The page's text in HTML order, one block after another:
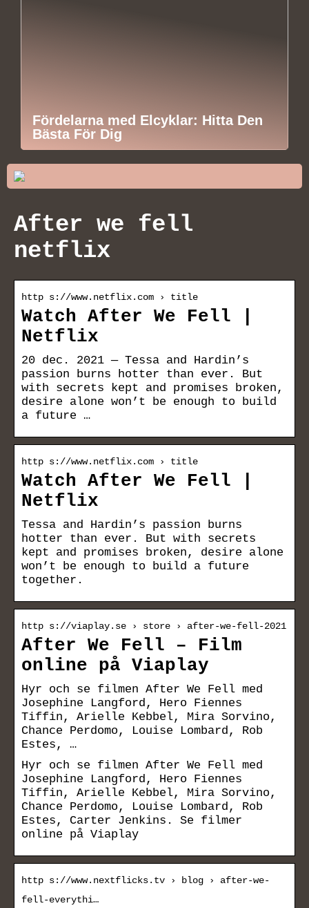
Fördelarna med Elcyklar: Hitta Den
Bästa För Dig
After we fell
netflix
http s://www.netflix.com › title
Watch After We Fell |
Netflix
20 dec. 2021 — Tessa and Hardin’s
passion burns hotter than ever. But
with secrets kept and promises broken,
desire alone won’t be enough to build
a future …
http s://www.netflix.com › title
Watch After We Fell |
Netflix
Tessa and Hardin’s passion burns
hotter than ever. But with secrets
kept and promises broken, desire alone
won’t be enough to build a future
together.
http s://viaplay.se › store › after-we-fell-2021
After We Fell – Film
online på Viaplay
Hyr och se filmen After We Fell med
Josephine Langford, Hero Fiennes
Tiffin, Arielle Kebbel, Mira Sorvino,
Chance Perdomo, Louise Lombard, Rob
Estes, …
Hyr och se filmen After We Fell med
Josephine Langford, Hero Fiennes
Tiffin, Arielle Kebbel, Mira Sorvino,
Chance Perdomo, Louise Lombard, Rob
Estes, Carter Jenkins. Se filmer
online på Viaplay
http s://www.nextflicks.tv › blog › after-we-
fell-everythi…